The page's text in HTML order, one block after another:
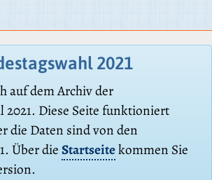
2021
auf dem Archiv der
2021. Diese Seite funktioniert
die Daten sind von den
Über dieStartseitekommen Sie